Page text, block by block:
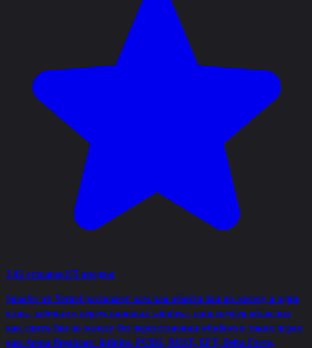
3.02 отзывов155 продаж
Spoofer от Xernel расскажет вам как обойти бан по железу в один
клик, забудьте о переустановках windows, наш спуфер объяснит
как снять бан по железу без переустановки windows в таких играх
как Arena Breakout: Infinite, PUBG, RUST, EFT, Delta Force,